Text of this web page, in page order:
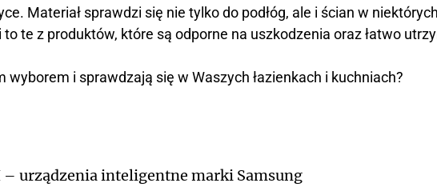
Materiał sprawdzi się nie tylko do podłóg, ale i ścian w
te z produktów, które są odporne na uszkodzenia oraz łatwo
wyborem i sprawdzają się w Waszych łazienkach i kuchniach?
– urządzenia inteligentne marki Samsung